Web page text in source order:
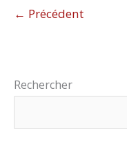
← Précédent
Rechercher